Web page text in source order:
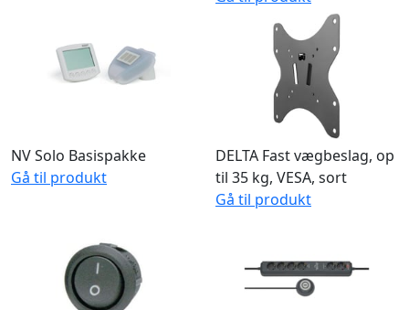
Dse for FUGA 1 modul
Gå til produkt
Hunstik DC med
skrueterminaler - V-TAC
Gå til produkt
NV Solo Basispakke
Gå til produkt
til 35 kg, VESA, sort
Gå til produkt